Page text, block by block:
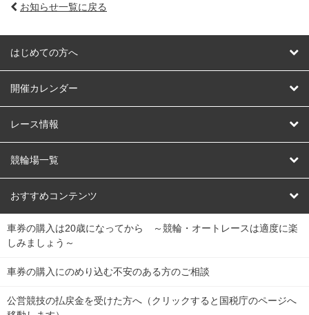
お知らせ一覧に戻る
はじめての方へ
はじめての方へ
開催カレンダー
競輪
オートレース
競輪くじ
Dokanto!
チャリロトプラザ
レース情報
レース予想
レース結果
キャリーオーバー一覧
競輪場一覧
北日本 函館競輪場
関
東
弥彦競輪場 前橋競輪場 取手競輪場 宇都宮競輪場
関
おすすめコンテンツ
競輪選手情報
Perfecta Navi
netkeirin
車券の購入は20歳になってから ～競輪・オートレースは適度に楽
しみましょう～
車券の購入にのめり込む不安のある方のご相談
公営競技の払戻金を受けた方へ（クリックすると国税庁のページへ